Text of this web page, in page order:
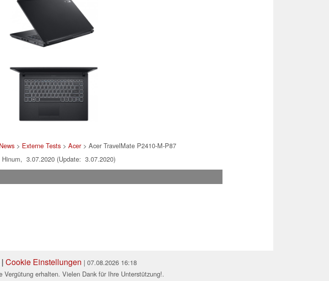
> Externe Tests> Acer> Acer TravelMate P2410-M-P87
3.07.2020 (Update: 3.07.2020)
| Cookie Einstellungen | 07.08.2026 16:18
erhalten. Vielen Dank für Ihre Unterstützung!.